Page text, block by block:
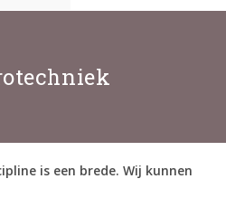
is een brede. Wij kunnen